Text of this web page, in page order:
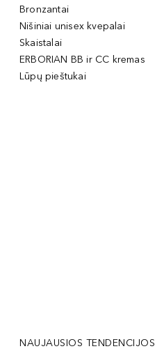
Bronzantai
Nišiniai unisex kvepalai
Skaistalai
ERBORIAN BB ir CC kremas
Lūpų pieštukai
NAUJAUSIOS TENDENCIJOS